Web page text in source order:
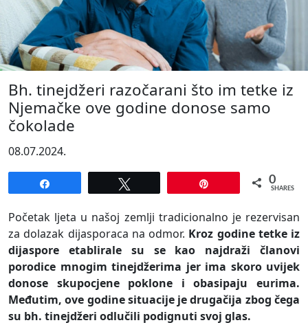
Bh. tinejdžeri razočarani što im tetke iz
Njemačke ove godine donose samo
čokolade
08.07.2024.
0
SHARES
Početak ljeta u našoj zemlji tradicionalno je rezervisan
za dolazak dijasporaca na odmor. Kroz godine tetke iz
dijaspore etablirale su se kao najdraži članovi
porodice mnogim tinejdžerima jer ima skoro uvijek
donose skupocjene poklone i obasipaju eurima.
Međutim, ove godine situacije je drugačija zbog čega
su bh. tinejdžeri odlučili podignuti svoj glas.